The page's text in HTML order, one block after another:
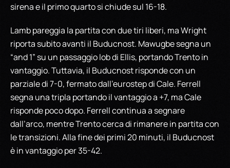
sirena e il primo quarto si chiude sul 16-18.
Lamb pareggia la partita con due tiri liberi, ma Wright
riporta subito avanti il Buducnost. Mawugbe segna un
“and 1” su un passaggio lob di Ellis, portando Trento in
vantaggio. Tuttavia, il Buducnost risponde con un
parziale di 7-0, fermato dall’eurostep di Cale. Ferrell
segna una tripla portando il vantaggio a +7, ma Cale
risponde poco dopo. Ferrell continua a segnare
dall’arco, mentre Trento cerca di rimanere in partita con
le transizioni. Alla fine dei primi 20 minuti, il Buducnost
è in vantaggio per 35-42.